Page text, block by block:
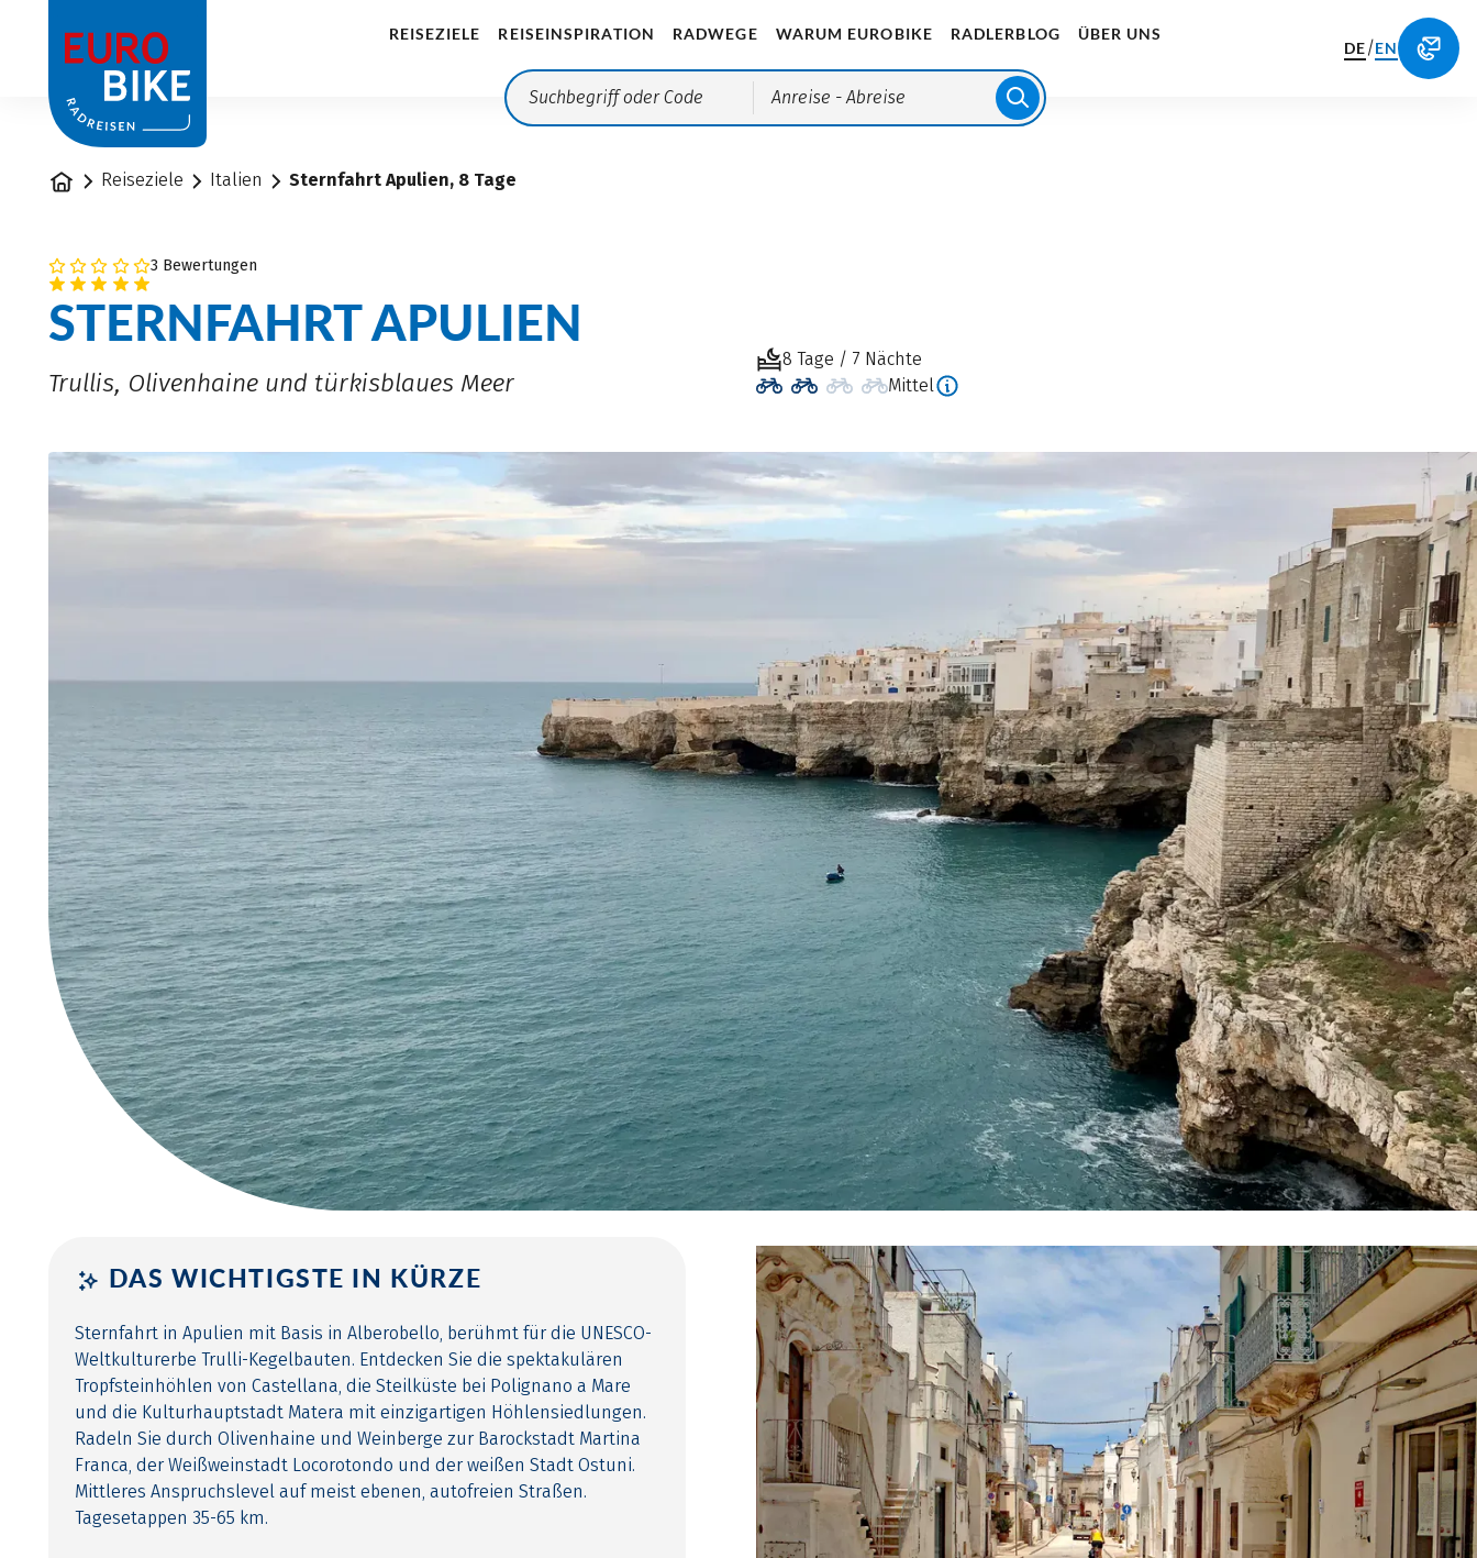
REISEZIELE REISEINSPIRATION RADWEGE WARUM EUROBIKE RADLERBLOG ÜBER UNS
Anreise - Abreise
DE/EN
StartseiteReiseziele Italien Sternfahrt Apulien, 8 Tage
3 Bewertungen
STERNFAHRT APULIEN
Trullis, Olivenhaine und türkisblaues Meer
8 Tage / 7 Nächte
Mittel
DAS WICHTIGSTE IN KÜRZE
Sternfahrt in Apulien mit Basis in Alberobello, berühmt für die UNESCO-
Weltkulturerbe Trulli-Kegelbauten. Entdecken Sie die spektakulären
Tropfsteinhöhlen von Castellana, die Steilküste bei Polignano a Mare
und die Kulturhauptstadt Matera mit einzigartigen Höhlensiedlungen.
Radeln Sie durch Olivenhaine und Weinberge zur Barockstadt Martina
Franca, der Weißweinstadt Locorotondo und der weißen Stadt Ostuni.
Mittleres Anspruchslevel auf meist ebenen, autofreien Straßen.
Tagesetappen 35-65 km.